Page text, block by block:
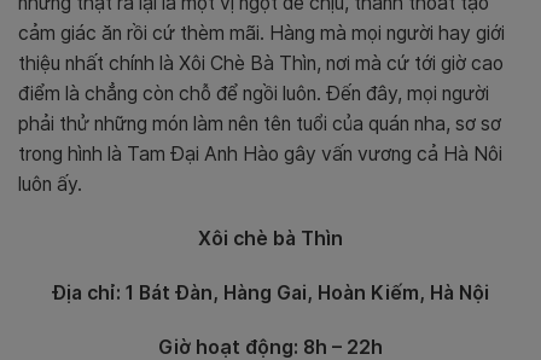
cảm giác ăn rồi cứ thèm mãi. Hàng mà mọi người hay giới
thiệu nhất chính là Xôi Chè Bà Thìn, nơi mà cứ tới giờ cao
điểm là chẳng còn chỗ để ngồi luôn. Đến đây, mọi người
phải thử những món làm nên tên tuổi của quán nha, sơ sơ
trong hình là Tam Đại Anh Hào gây vấn vương cả Hà Nôi
luôn ấy.
Xôi chè bà Thìn
Địa chỉ: 1 Bát Đàn, Hàng Gai, Hoàn Kiếm, Hà Nội
Giờ hoạt động: 8h – 22h